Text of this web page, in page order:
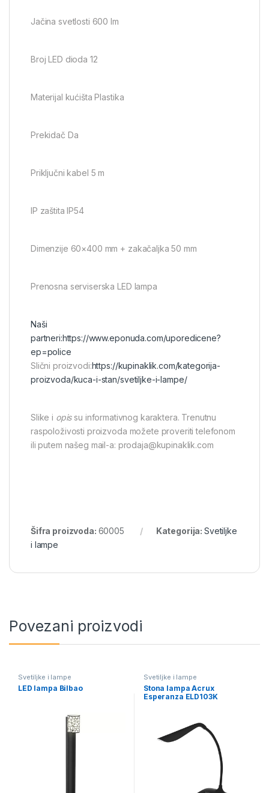
Jačina svetlosti 600 lm
Broj LED dioda 12
Materijal kućišta Plastika
Prekidač Da
Priključni kabel 5 m
IP zaštita IP54
Dimenzije 60×400 mm + zakačaljka 50 mm
Prenosna serviserska LED lampa
Naši
partneri:https://www.eponuda.com/uporedicene?
ep=police
Slični proizvodi:https://kupinaklik.com/kategorija-
proizvoda/kuca-i-stan/svetiljke-i-lampe/
Slike i opissu informativnog karaktera. Trenutnu
raspoloživosti proizvoda možete proveriti telefonom
ili putem našeg mail-a: prodaja@kupinaklik.com
Šifra proizvoda: 60005 Kategorija: Svetiljke
i lampe
Povezani proizvodi
Svetiljke i lampe
LED lampa Bilbao
Svetiljke i lampe
Stona lampa Acrux
Esperanza ELD103K